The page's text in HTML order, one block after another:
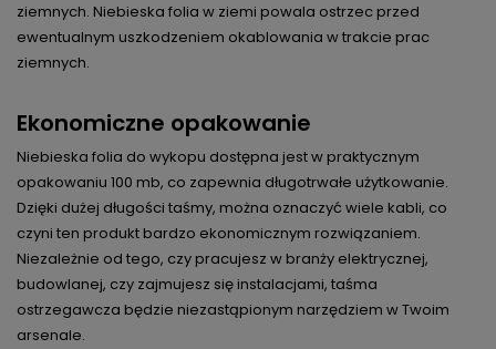
ziemnych. Niebieska folia w ziemi powala ostrzec przed
ewentualnym uszkodzeniem okablowania w trakcie prac
ziemnych.
Ekonomiczne opakowanie
Niebieska folia do wykopu dostępna jest w praktycznym
opakowaniu 100 mb, co zapewnia długotrwałe użytkowanie.
Dzięki dużej długości taśmy, można oznaczyć wiele kabli, co
czyni ten produkt bardzo ekonomicznym rozwiązaniem.
Niezależnie od tego, czy pracujesz w branży elektrycznej,
budowlanej, czy zajmujesz się instalacjami, taśma
ostrzegawcza będzie niezastąpionym narzędziem w Twoim
arsenale.